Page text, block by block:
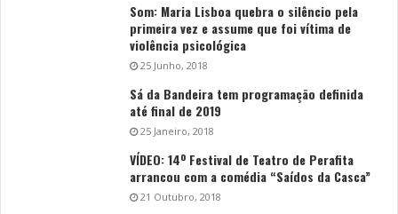
Som: Maria Lisboa quebra o silêncio pela
primeira vez e assume que foi vítima de
violência psicológica
25 Junho, 2018
Sá da Bandeira tem programação definida
até final de 2019
25 Janeiro, 2018
VÍDEO: 14º Festival de Teatro de Perafita
arrancou com a comédia “Saídos da Casca”
21 Outubro, 2018